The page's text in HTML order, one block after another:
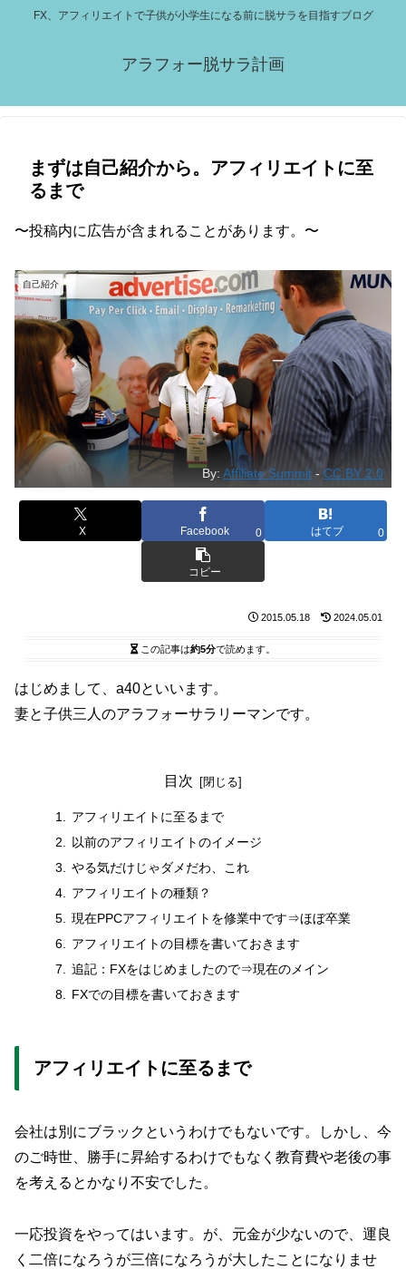
FX、アフィリエイトで子供が小学生になる前に脱サラを目指すブログ
アラフォー脱サラ計画
まずは自己紹介から。アフィリエイトに至
るまで
〜投稿内に広告が含まれることがあります。〜
自己紹介
By:Affiliate Summit -CC BY 2.0
X Facebook 0 はてブ 0
コピー
2015.05.18 2024.05.01
この記事は約5分で読めます。
はじめまして、a40といいます。
妻と子供三人のアラフォーサラリーマンです。
目次
アフィリエイトに至るまで
以前のアフィリエイトのイメージ
やる気だけじゃダメだわ、これ
アフィリエイトの種類？
現在PPCアフィリエイトを修業中です⇒ほぼ卒業
アフィリエイトの目標を書いておきます
追記：FXをはじめましたので⇒現在のメイン
FXでの目標を書いておきます
アフィリエイトに至るまで
会社は別にブラックというわけでもないです。しかし、今
のご時世、勝手に昇給するわけでもなく教育費や老後の事
を考えるとかなり不安でした。
一応投資をやってはいます。が、元金が少ないので、運良
く二倍になろうが三倍になろうが大したことになりませ